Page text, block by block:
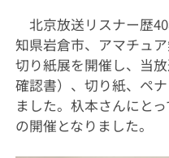
Video
北京放送リスナー歴
知県岩倉市、アマチュ
切り紙展を開催し、当
確認書）、切り紙、ペ
ました。杁本さんにと
の開催となりました。